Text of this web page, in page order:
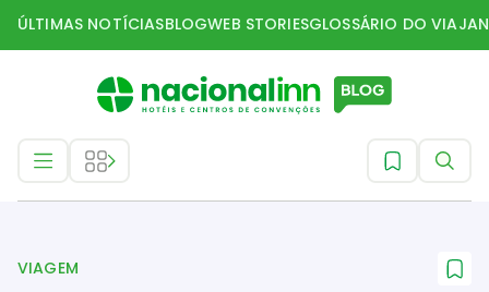
ÚLTIMAS NOTÍCIASBLOGWEB STORIESGLOSSÁRIO DO
VIAGEM